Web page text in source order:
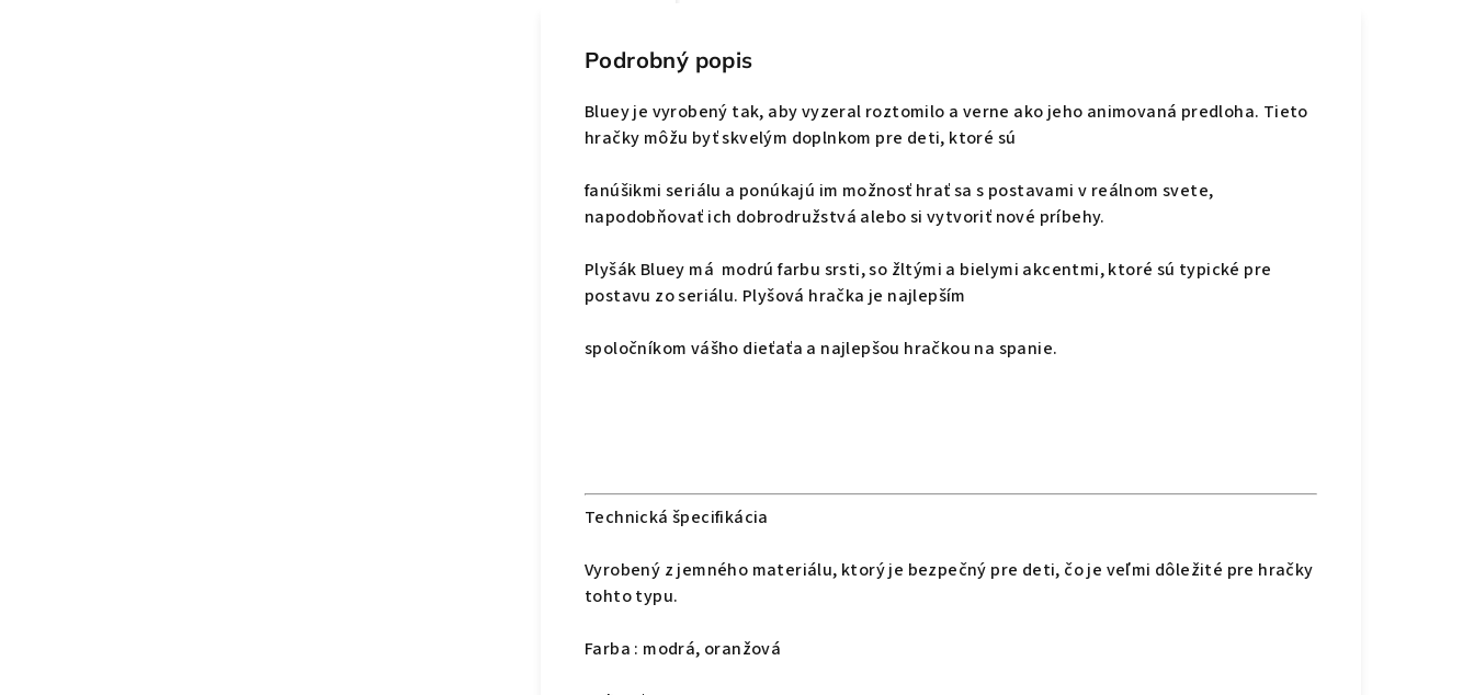
Podrobný popis
Bluey je vyrobený tak, aby vyzeral roztomilo a verne ako jeho animovaná predloha. Tieto
hračky môžu byť skvelým doplnkom pre deti, ktoré sú
fanúšikmi seriálu a ponúkajú im možnosť hrať sa s postavami v reálnom svete,
napodobňovať ich dobrodružstvá alebo si vytvoriť nové príbehy.
Plyšák Bluey má modrú farbu srsti, so žltými a bielymi akcentmi, ktoré sú typické pre
postavu zo seriálu. Plyšová hračka je najlepším
spoločníkom vášho dieťaťa a najlepšou hračkou na spanie.
Technická špecifikácia
Vyrobený z jemného materiálu, ktorý je bezpečný pre deti, čo je veľmi dôležité pre hračky
tohto typu.
Farba : modrá, oranžová